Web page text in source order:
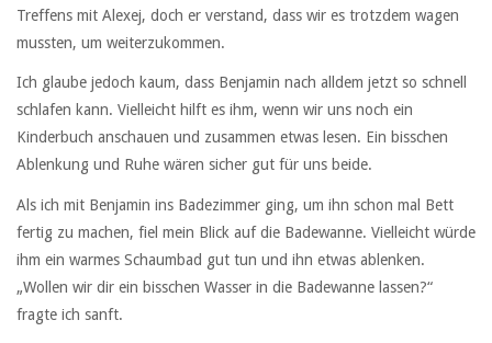
Treffens mit Alexej, doch er verstand, dass wir es trotzdem wagen
mussten, um weiterzukommen.
Ich glaube jedoch kaum, dass Benjamin nach alldem jetzt so schnell
schlafen kann. Vielleicht hilft es ihm, wenn wir uns noch ein
Kinderbuch anschauen und zusammen etwas lesen. Ein bisschen
Ablenkung und Ruhe wären sicher gut für uns beide.
Als ich mit Benjamin ins Badezimmer ging, um ihn schon mal Bett
fertig zu machen, fiel mein Blick auf die Badewanne. Vielleicht würde
ihm ein warmes Schaumbad gut tun und ihn etwas ablenken.
„Wollen wir dir ein bisschen Wasser in die Badewanne lassen?“
fragte ich sanft.